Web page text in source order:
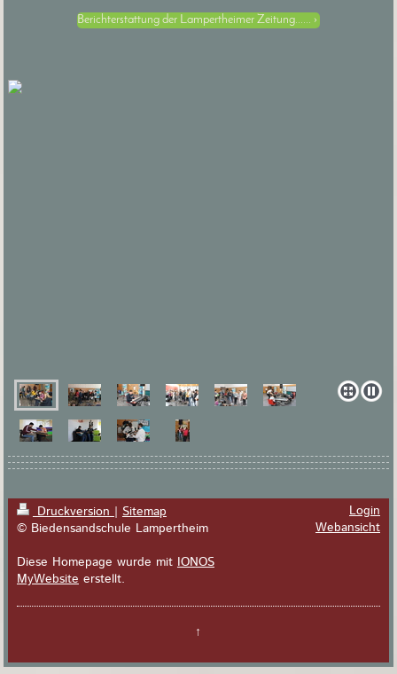
Berichterstattung der Lampertheimer Zeitung......
Druckversion| Sitemap
© Biedensandschule Lampertheim
Diese Homepage wurde mit IONOS
MyWebsiteerstellt.
Login
Webansicht
↑